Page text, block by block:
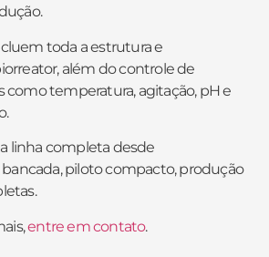
toda a estrutura e
além do controle de
como temperatura, agitação, pH e
linha completa desde
piloto compacto, produção
entre em contato.